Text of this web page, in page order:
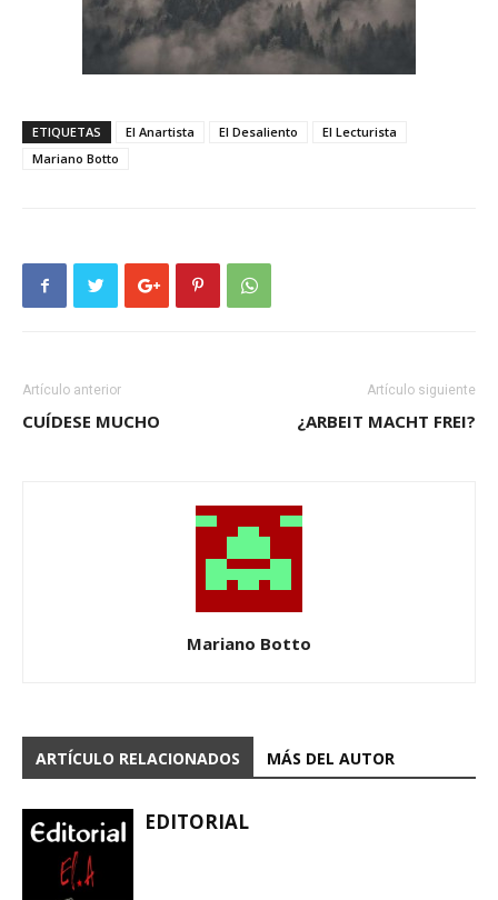
ETIQUETAS El Anartista El Desaliento
El Lecturista
Mariano Botto
Artículo anterior
CUÍDESE MUCHO
Artículo siguiente
¿ARBEIT MACHT FREI?
Mariano Botto
ARTÍCULO RELACIONADOS MÁS DEL AUTOR
EDITORIAL